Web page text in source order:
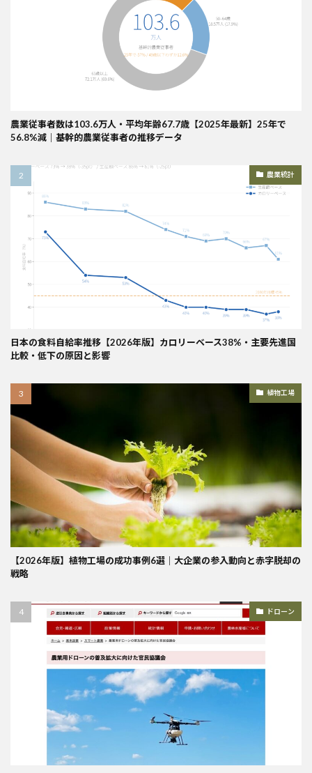
農業従事者数は103.6万人・平均年齢67.7歳【2025年最新】25年で
56.8%減｜基幹的農業従事者の推移データ
農業統計
日本の食料自給率推移【2026年版】カロリーベース38%・主要先進国
比較・低下の原因と影響
植物工場
【2026年版】植物工場の成功事例6選｜大企業の参入動向と赤字脱却の
戦略
ドローン